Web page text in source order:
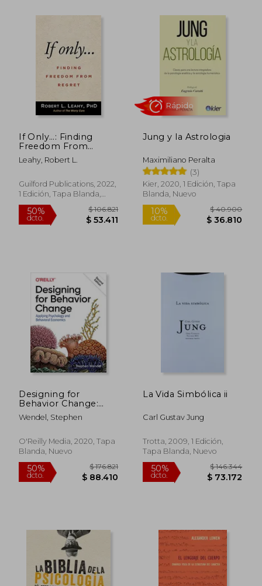
50%
dcto.
$ 98.282
$ 49.141
50%
50%
dcto. $ 53.190
50%
dcto.
If Only…: Finding
Freedom From
Regret (en Inglés)
Leahy, Robert L.
Guilford Publications, 2022,
1 Edición, Tapa Blanda,
Nuevo
Jung y la Astrologia
Maximiliano Peralta
(3)
Kier, 2020, 1 Edición, Tapa
Blanda, Nuevo
Designing for
Behavior Change:
Applying Psychology
and Behavioral
Inglés)
Wendel, Stephen
O'Reilly Media, 2020, Tapa
Blanda, Nuevo
La Vida Simbólica ii
Carl Gustav Jung
Trotta, 2009, 1 Edición,
Tapa Blanda, Nuevo